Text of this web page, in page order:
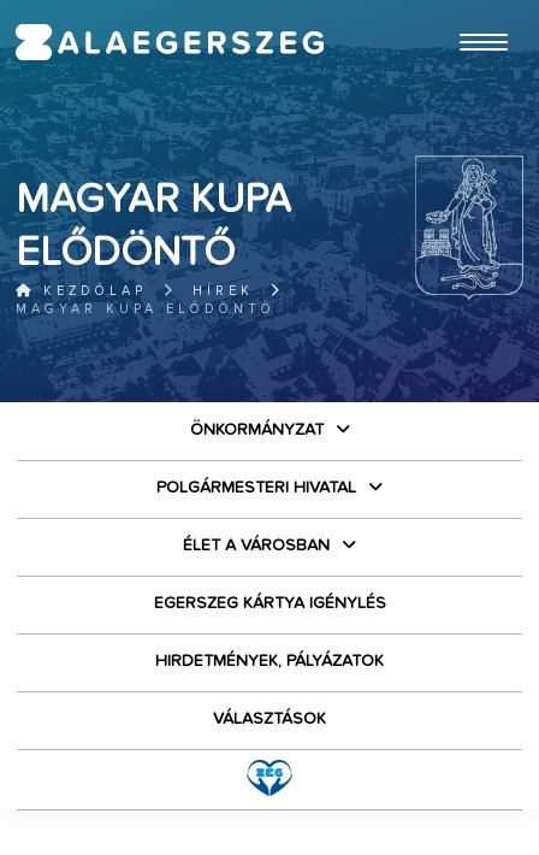
MAGYAR KUPA
ELŐDÖNTŐ
KEZDŐLAP
HÍREK
MAGYAR KUPA ELŐDÖNTŐ
ÖNKORMÁNYZAT
POLGÁRMESTERI HIVATAL
ÉLET A VÁROSBAN
EGERSZEG KÁRTYA IGÉNYLÉS
HIRDETMÉNYEK, PÁLYÁZATOK
VÁLASZTÁSOK